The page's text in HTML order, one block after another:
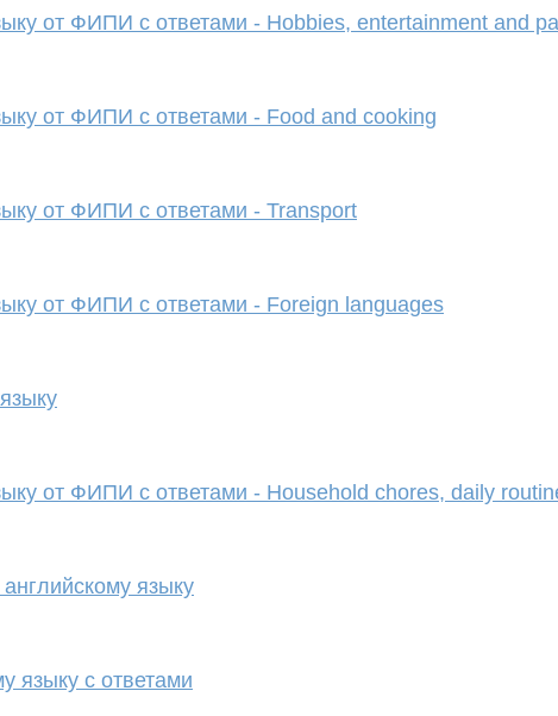
от ФИПИ с ответами - Hobbies, entertainment and
от ФИПИ с ответами - Food and cooking
от ФИПИ с ответами - Transport
от ФИПИ с ответами - Foreign languages
от ФИПИ с ответами - Household chores, daily
языку
языку с ответами